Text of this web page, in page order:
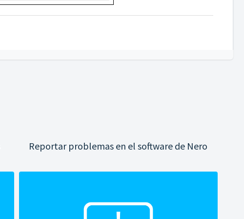
Reportar problemas en el software de Nero